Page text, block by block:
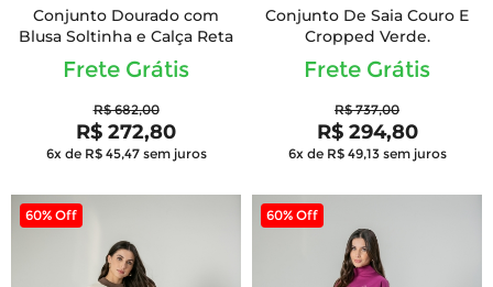
Conjunto Dourado com
Blusa Soltinha e Calça Reta
Frete Grátis
R$ 682,00
R$ 272,80
6x de R$ 45,47 sem juros
Conjunto De Saia Couro E
Cropped Verde.
Frete Grátis
R$ 737,00
R$ 294,80
6x de R$ 49,13 sem juros
60% Off 60% Off